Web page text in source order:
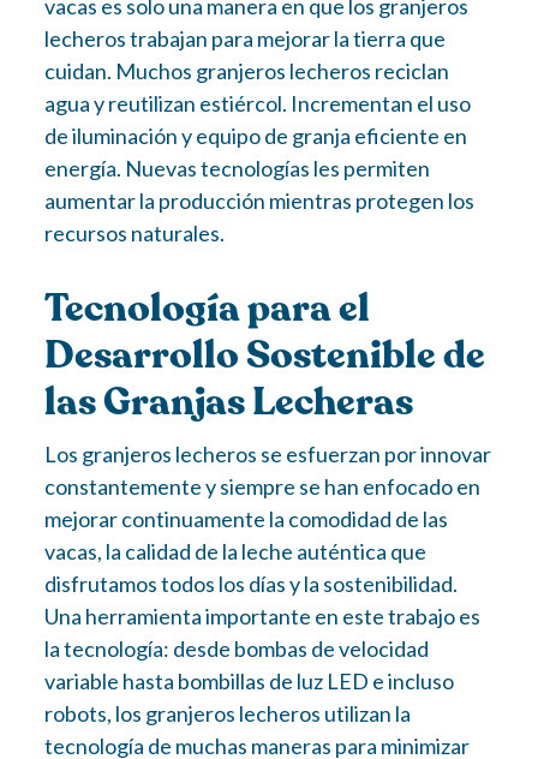
vacas es solo una manera en que los granjeros
lecheros trabajan para mejorar la tierra que
cuidan. Muchos granjeros lecheros reciclan
agua y reutilizan estiércol. Incrementan el uso
de iluminación y equipo de granja eficiente en
energía. Nuevas tecnologías les permiten
aumentar la producción mientras protegen los
recursos naturales.
Tecnología para el
Desarrollo Sostenible de
las Granjas Lecheras
Los granjeros lecheros se esfuerzan por innovar
constantemente y siempre se han enfocado en
mejorar continuamente la comodidad de las
vacas, la calidad de la leche auténtica que
disfrutamos todos los días y la sostenibilidad.
Una herramienta importante en este trabajo es
la tecnología: desde bombas de velocidad
variable hasta bombillas de luz LED e incluso
robots, los granjeros lecheros utilizan la
tecnología de muchas maneras para minimizar